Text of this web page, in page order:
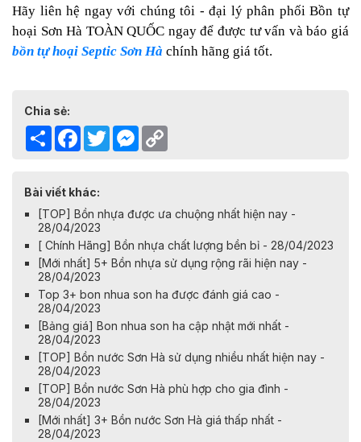
Hãy liên hệ ngay với chúng tôi - đại lý phân phối Bồn tự
hoại Sơn Hà TOÀN QUỐC ngay để được tư vấn và báo giá
bồn tự hoại Septic Sơn Hà chính hãng giá tốt.
Chia sẻ:
Share Facebook
TwitterMessenger
Bài viết khác:
[TOP] Bồn nhựa được ưa chuộng nhất hiện nay -
28/04/2023
[ Chính Hãng] Bồn nhựa chất lượng bền bỉ - 28/04/2023
[Mới nhất] 5+ Bồn nhựa sử dụng rộng rãi hiện nay -
28/04/2023
Top 3+ bon nhua son ha được đánh giá cao -
28/04/2023
[Bảng giá] Bon nhua son ha cập nhật mới nhất -
28/04/2023
[TOP] Bồn nước Sơn Hà sử dụng nhiều nhất hiện nay -
28/04/2023
[TOP] Bồn nước Sơn Hà phù hợp cho gia đình -
28/04/2023
[Mới nhất] 3+ Bồn nước Sơn Hà giá thấp nhất -
28/04/2023